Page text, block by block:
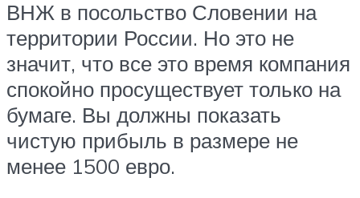
ВНЖ в посольство Словении на
территории России. Но это не
значит, что все это время компания
спокойно просуществует только на
бумаге. Вы должны показать
чистую прибыль в размере не
менее 1500 евро.